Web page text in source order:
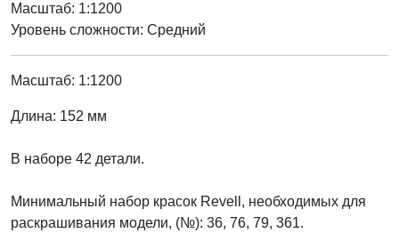
Масштаб: 1:1200
Уровень сложности: Cредний
Масштаб: 1:1200
Длина: 152 мм
В наборе 42 детали.
Минимальный набор красок Revell, необходимых для
раскрашивания модели, (№): 36, 76, 79, 361.